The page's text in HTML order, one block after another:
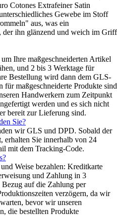
Cotones Extrafeiner Satin
Gewebe im Stoff
aus, was ein
der ihn glänzend und weich im Griff
Ihre maßgeschneiderten Artikel
und 2 bis 3 Werktage für
Bestellung wird dann dem GLS-
maßgeschneiderte Produkte sind
Handwerkern zum Zeitpunkt
werden und es sich nicht
bereit zur Lieferung sind.
Sie?
wir GLS und DPD. Sobald der
erhalten Sie innerhalb von 24
mit dem Tracking-Code.
Weise bezahlen: Kreditkarte
und Zahlung in 3
auf die Zahlung per
verzögern, da wir
bevor wir unseren
die bestellten Produkte